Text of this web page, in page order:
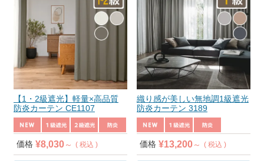
【1・2級遮光】軽量×高品質
防炎カーテン CE1107
価格 ¥8,030 税込
織り感が美しい無地調1級遮光
防炎カーテン 3189
価格 ¥13,200 税込